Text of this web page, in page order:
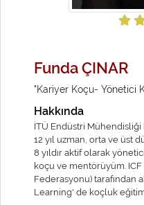
Funda ÇINAR
"Kariyer Koçu- Yönetici
Hakkında
İTÜ Endüstri
12 yıl uzman, orta ve üst
8 yıldır aktif olarak
koçu ve mentörüyüm.
Federasyonu) tarafından
Learning' de koçluk